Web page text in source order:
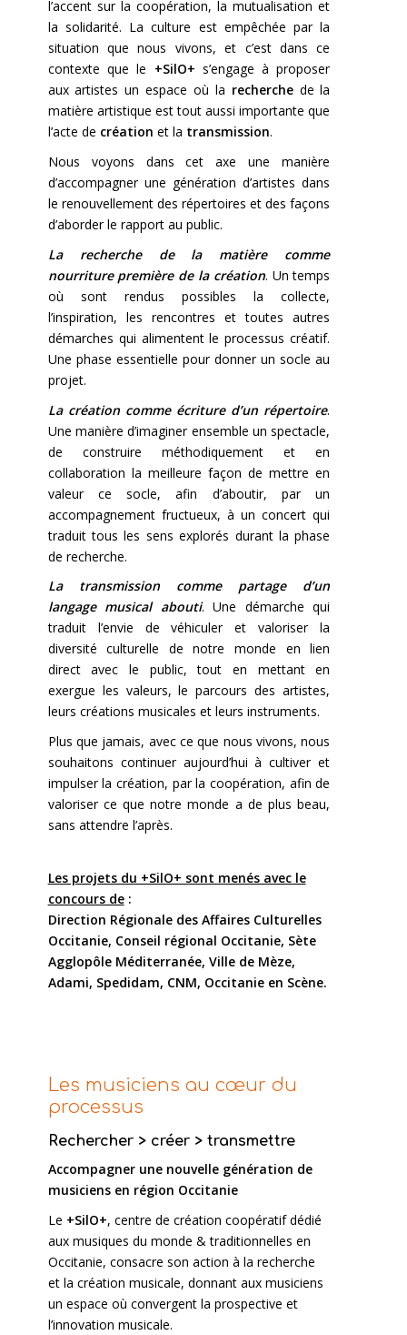
l’accent sur la coopération, la mutualisation et
la solidarité. La culture est empêchée par la
situation que nous vivons, et c’est dans ce
contexte que le +SilO+ s’engage à proposer
aux artistes un espace où la recherchede la
matière artistique est tout aussi importante que
l’acte de création et la transmission.
Nous voyons dans cet axe une manière
d’accompagner une génération d’artistes dans
le renouvellement des répertoires et des façons
d’aborder le rapport au public.
La recherche de la matière comme
nourriture première de la création. Un temps
où sont rendus possibles la collecte,
l’inspiration, les rencontres et toutes autres
démarches qui alimentent le processus créatif.
Une phase essentielle pour donner un socle au
projet.
La création comme écriture d’un répertoire.
Une manière d’imaginer ensemble un spectacle,
de construire méthodiquement et en
collaboration la meilleure façon de mettre en
valeur ce socle, afin d’aboutir, par un
accompagnement fructueux, à un concert qui
traduit tous les sens explorés durant la phase
de recherche.
La transmission comme partage d’un
langage musical abouti. Une démarche qui
traduit l’envie de véhiculer et valoriser la
diversité culturelle de notre monde en lien
direct avec le public, tout en mettant en
exergue les valeurs, le parcours des artistes,
leurs créations musicales et leurs instruments.
Plus que jamais, avec ce que nous vivons, nous
souhaitons continuer aujourd’hui à cultiver et
impulser la création, par la coopération, afin de
valoriser ce que notre monde a de plus beau,
sans attendre l’après.
Les projets du +SilO+ sont menés avec le
concours de:
Direction Régionale des Affaires Culturelles
Occitanie, Conseil régional Occitanie, Sète
Agglopôle Méditerranée, Ville de Mèze,
Adami, Spedidam, CNM, Occitanie en Scène.
Les musiciens au cœur du
processus
Rechercher > créer > transmettre
Accompagner une nouvelle génération de
musiciens en région Occitanie
Le +SilO+, centre de création coopératif dédié
aux musiques du monde & traditionnelles en
Occitanie, consacre son action à la recherche
et la création musicale, donnant aux musiciens
un espace où convergent la prospective et
l’innovation musicale.